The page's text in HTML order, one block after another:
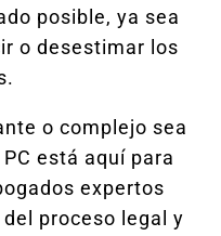
posible, ya sea
o desestimar los
o complejo sea
está aquí para
expertos
proceso legal y